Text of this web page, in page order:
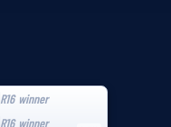
R16 winner
R16 winner